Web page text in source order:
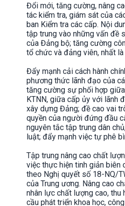
Đổi mới, tăng cường, nâng
tác kiểm tra, giám sát của
ban Kiểm tra các cấp. Nội
tập trung vào những vấn đề
của Đảng bộ; tăng cường
tổ chức và đảng viên, nhất
Đẩy mạnh cải cách hành
phương thức lãnh đạo của
tăng cường sự phối hợp
KTNN, giữa cấp ủy với lãnh
xây dựng Đảng; đề cao vai
quyền của người đứng đầu
nguyên tắc tập trung dân
luật; đẩy mạnh việc tự phê
Tập trung nâng cao chất
việc thực hiện tinh giản biên
theo Nghị quyết số 18-NQ/
của Trung ương. Nâng cao
nhân lực chất lượng cao, thu
cầu phát triển khoa học,